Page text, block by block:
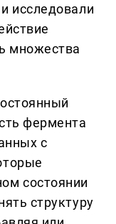
исследовали
множества
фермента
с
состоянии
структуру